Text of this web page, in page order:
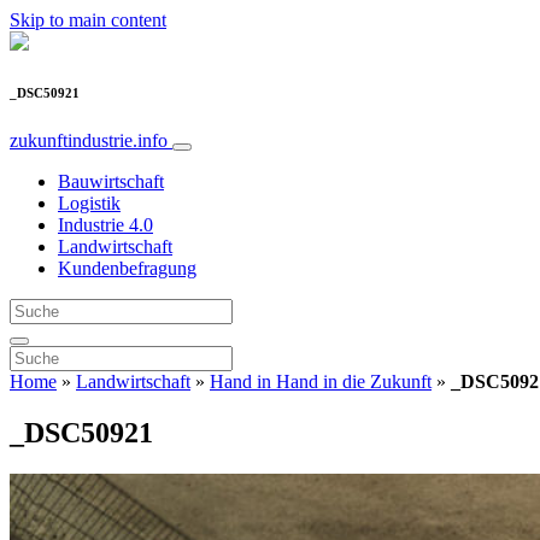
Skip to main content
_DSC50921
zukunftindustrie.info
Bauwirtschaft
Logistik
Industrie 4.0
Landwirtschaft
Kundenbefragung
Home » Landwirtschaft » Hand in Hand in die Zukunft »
_DSC50921